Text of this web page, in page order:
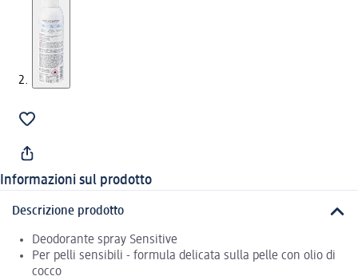
Informazioni sul prodotto
Descrizione prodotto
Deodorante spray Sensitive
Per pelli sensibili - formula delicata sulla pelle con olio di
cocco